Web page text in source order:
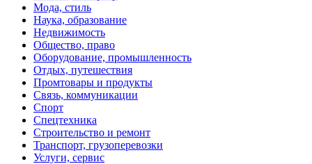
Мода, стиль
Наука, образование
Недвижимость
Общество, право
Оборудование, промышленность
Отдых, путешествия
Промтовары и продукты
Связь, коммуникации
Спорт
Спецтехника
Строительство и ремонт
Транспорт, грузоперевозки
Услуги, сервис